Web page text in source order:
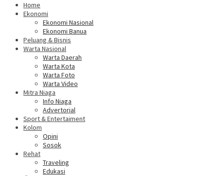
Home
Ekonomi
Ekonomi Nasional
Ekonomi Banua
Peluang & Bisnis
Warta Nasional
Warta Daerah
Warta Kota
Warta Foto
Warta Video
Mitra Niaga
Info Niaga
Advertorial
Sport & Entertaiment
Kolom
Opini
Sosok
Rehat
Traveling
Edukasi